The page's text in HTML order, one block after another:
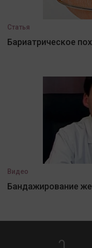
Статья
Бариатрическое
Видео
Бандажирование